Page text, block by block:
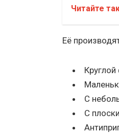
Читайте
Её
С
С